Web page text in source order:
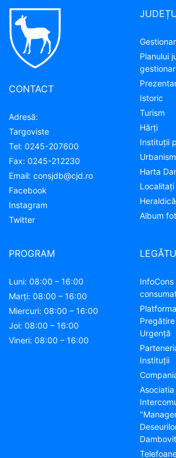
CONTACT
Adresă:
Targoviste
Tel: 0245-207600
Fax: 0245-212230
Email: consjdb@cjd.ro
Facebook
Instagram
Twitter
Planului
Istoric
Turism
Hărţi
Instituţii
Urbanism
Harta
Localitaţi
Heraldică
Album
Urgență
Instituții
PROGRAM
Luni: 08:00 – 16:00
Marți: 08:00 – 16:00
Miercuri: 08:00 – 16:00
Joi: 08:00 – 16:00
Vineri: 08:00 – 16:00